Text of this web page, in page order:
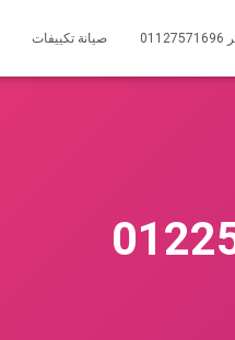
صيانة تكييفات